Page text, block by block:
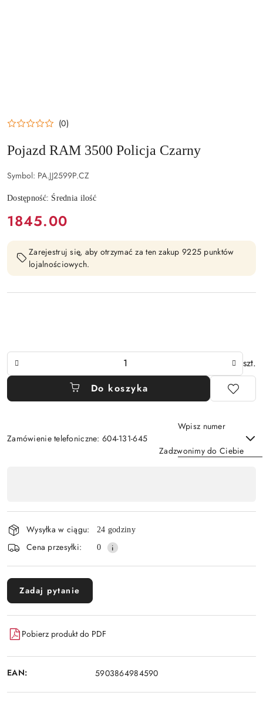
(0)
Pojazd RAM 3500 Policja Czarny
Symbol: PA.JJ2599P.CZ
Dostępność: Średnia ilość
cena:
1845.00
Zarejestruj się, aby otrzymać za ten zakup 9225 punktów
lojalnościowych.
szt.
Do koszyka
Zamówienie telefoniczne: 604-131-645
Wpisz numer
Zadzwonimy do Ciebie
i
dostawa
Wysyłka w ciągu: 24 godziny
Cena przesyłki: 0
Zadaj pytanie
Pobierz produkt do PDF
EAN: 5903864984590